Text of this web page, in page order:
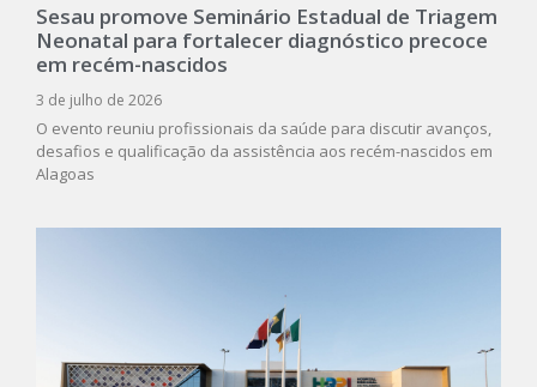
Sesau promove Seminário Estadual de Triagem
Neonatal para fortalecer diagnóstico precoce
em recém-nascidos
3 de julho de 2026
O evento reuniu profissionais da saúde para discutir avanços,
desafios e qualificação da assistência aos recém-nascidos em
Alagoas